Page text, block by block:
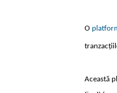
O
Această